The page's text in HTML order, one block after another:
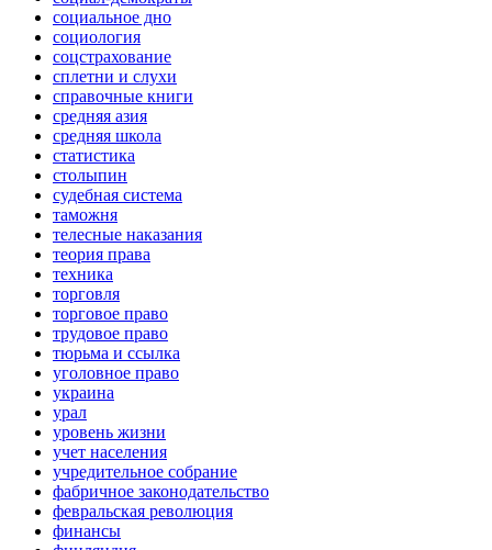
социальное дно
социология
соцстрахование
сплетни и слухи
справочные книги
средняя азия
средняя школа
статистика
столыпин
судебная система
таможня
телесные наказания
теория права
техника
торговля
торговое право
трудовое право
тюрьма и ссылка
уголовное право
украина
урал
уровень жизни
учет населения
учредительное собрание
фабричное законодательство
февральская революция
финансы